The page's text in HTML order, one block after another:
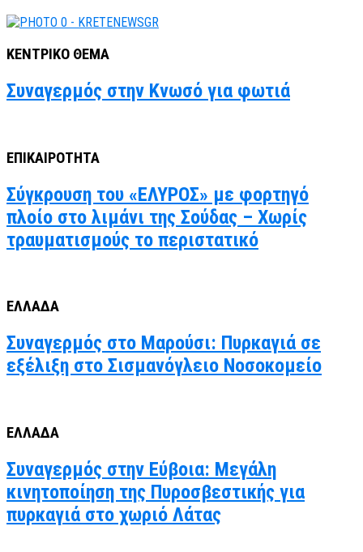
ΚΕΝΤΡΙΚΟ ΘΕΜΑ
Συναγερμός στην Κνωσό για φωτιά
ΕΠΙΚΑΙΡΟΤΗΤΑ
Σύγκρουση του «ΕΛΥΡΟΣ» με φορτηγό
πλοίο στο λιμάνι της Σούδας – Χωρίς
τραυματισμούς το περιστατικό
ΕΛΛΑΔΑ
Συναγερμός στο Μαρούσι: Πυρκαγιά σε
εξέλιξη στο Σισμανόγλειο Νοσοκομείο
ΕΛΛΑΔΑ
Συναγερμός στην Εύβοια: Μεγάλη
κινητοποίηση της Πυροσβεστικής για
πυρκαγιά στο χωριό Λάτας